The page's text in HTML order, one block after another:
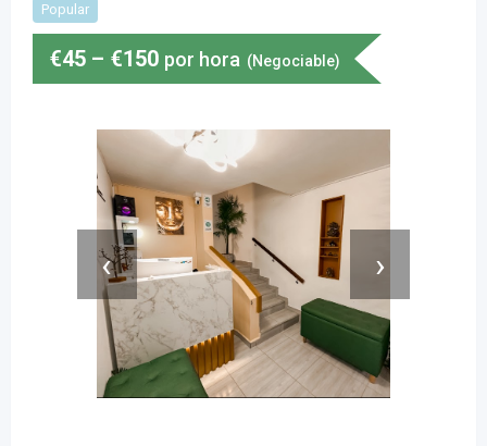
Popular
€45 – €150 por hora (Negociable)
‹ ›